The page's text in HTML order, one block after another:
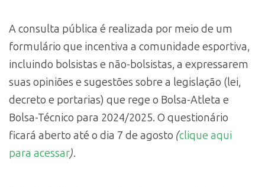
A consulta pública é realizada por meio de um
formulário que incentiva a comunidade esportiva,
incluindo bolsistas e não-bolsistas, a expressarem
suas opiniões e sugestões sobre a legislação (lei,
decreto e portarias) que rege o Bolsa-Atleta e
Bolsa-Técnico para 2024/2025. O questionário
ficará aberto até o dia 7 de agosto (clique aqui
para acessar).